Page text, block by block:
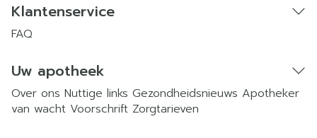
Klantenservice
FAQ
Uw apotheek
Over ons Nuttige links Gezondheidsnieuws Apotheker
van wacht Voorschrift Zorgtarieven